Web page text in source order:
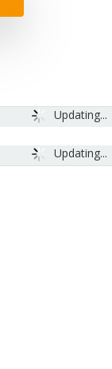
Updating...
Updating...